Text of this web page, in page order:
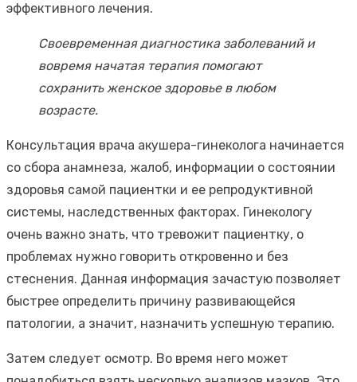
эффективного лечения.
Своевременная диагностика заболеваний и
вовремя начатая терапия помогают
сохранить женское здоровье в любом
возрасте.
Консультация врача акушера-гинеколога начинается
со сбора анамнеза, жалоб, информации о состоянии
здоровья самой пациентки и ее репродуктивной
системы, наследственных факторах. Гинекологу
очень важно знать, что тревожит пациентку, о
проблемах нужно говорить откровенно и без
стеснения. Данная информация зачастую позволяет
быстрее определить причину развивающейся
патологии, а значит, назначить успешную терапию.
Затем следует осмотр. Во время него может